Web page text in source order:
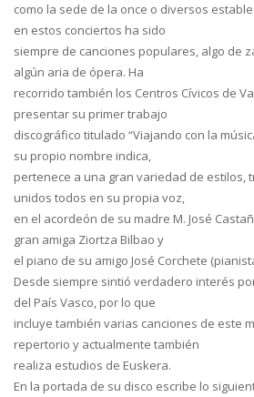
como la sede de la once o diversos
en estos conciertos ha sido
siempre de canciones populares, algo de
algún aria de ópera. Ha
recorrido también los Centros Cívicos de
presentar su primer trabajo
discográfico titulado “Viajando con la
su propio nombre indica,
pertenece a una gran variedad de estilos,
unidos todos en su propia voz,
en el acordeón de su madre M. José
gran amiga Ziortza Bilbao y
el piano de su amigo José Corchete
Desde siempre sintió verdadero interés
del País Vasco, por lo que
incluye también varias canciones de este
repertorio y actualmente también
realiza estudios de Euskera.
En la portada de su disco escribe lo